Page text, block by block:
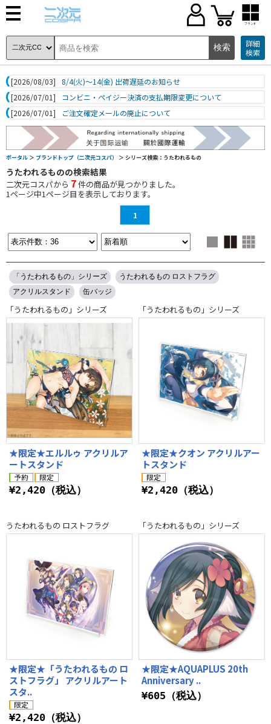
ブランド
詳細
検索
[2026/08/03]
8/4(火)～14(金) 出荷遅延のお知らせ
[2026/07/01]
コンビニ・ペイジー決済の支払期限変更について
[2026/07/01]
ご注文確定メールの廃止について
ポータル ＞ ブランドトップ（二次元コスパ） ＞ シリーズ検索：うたわれるもの
うたわれるものの検索結果
二次元コスパから 7件の商品が見つかりました。
1ページ中1ページ目を表示しております。
1
「うたわれるもの」シリーズ
うたわれるもの ロストフラグ
アクリルスタンド
缶バッジ
「うたわれるもの」シリーズ
★限定★エルルゥ アクリルア
ートスタンド
¥2,420（税込）
「うたわれるもの」シリーズ
★限定★クオン アクリルアー
トスタンド
¥2,420（税込）
うたわれるもの ロストフラグ
★限定★「うたわれるもの ロ
ストフラグ」 アクリルアート
スタ..
¥2,420（税込）
「うたわれるもの」シリーズ
★限定★AQUAPLUS 20th
Anniversary ..
¥605（税込）